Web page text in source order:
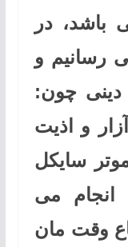
باشد، در
رسانیم و
چون:
و اذیت
سایکل
انجام می
وقت مان